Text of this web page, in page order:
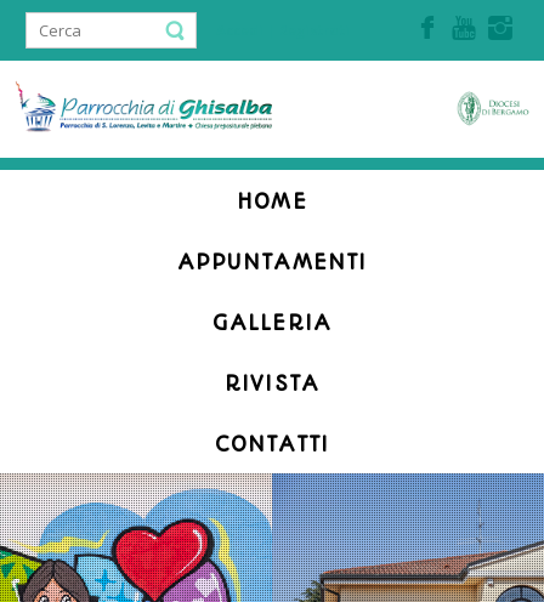
HOME
APPUNTAMENTI
GALLERIA
RIVISTA
CONTATTI